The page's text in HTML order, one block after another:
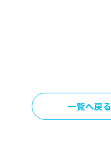
一覧へ戻る